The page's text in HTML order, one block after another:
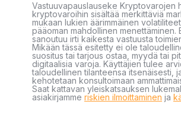
Vastuuvapauslauseke Kryptovarojen
kryptovaroihin sisältää merkittäviä
mukaan lukien äärimmäinen
pääoman mahdollinen menettäminen.
sanoutuu irti kaikesta vastuusta
Mikään tässä esitetty ei ole
suositus tai tarjous ostaa, myydä tai
digitaalisia varoja. Käyttäjien tulee
taloudellinen tilanteensa itsenäisesti,
kehotetaan konsultoimaan
Saat kattavan yleiskatsauksen
asiakirjamme riskien ilmoittaminen ja